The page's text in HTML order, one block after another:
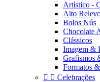
Artístico -
Alto
Bolos Nús
Chocolate
Clássicos
Imagem &
Grafismos
Formatos
  Celebrações